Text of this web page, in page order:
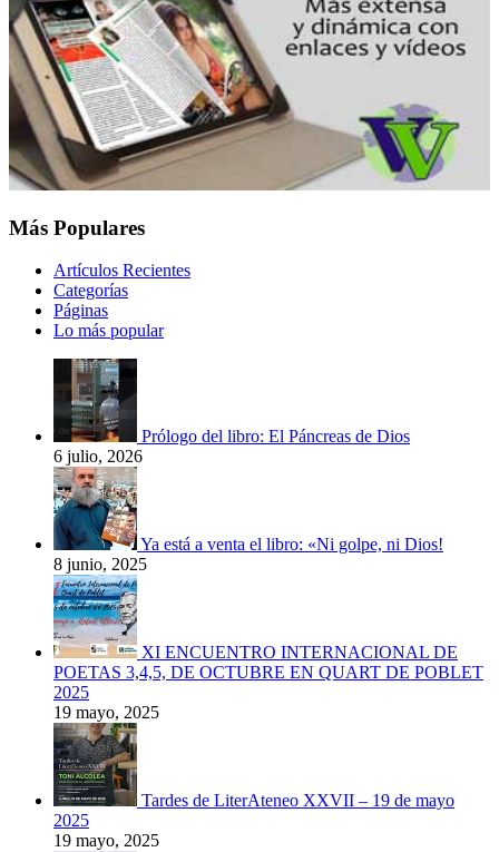
Más Populares
Artículos Recientes
Categorías
Páginas
Lo más popular
Prólogo del libro: El Páncreas de Dios
6 julio, 2026
Ya está a venta el libro: «Ni golpe, ni Dios!
8 junio, 2025
XI ENCUENTRO INTERNACIONAL DE
POETAS 3,4,5, DE OCTUBRE EN QUART DE POBLET
2025
19 mayo, 2025
Tardes de LiterAteneo XXVII – 19 de mayo
2025
19 mayo, 2025